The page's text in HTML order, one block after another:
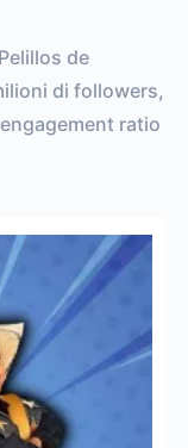
de
di followers,
ratio